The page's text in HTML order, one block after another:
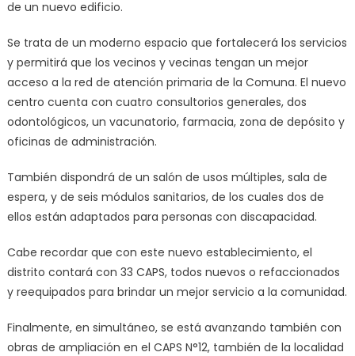
de un nuevo edificio.
Se trata de un moderno espacio que fortalecerá los servicios
y permitirá que los vecinos y vecinas tengan un mejor
acceso a la red de atención primaria de la Comuna. El nuevo
centro cuenta con cuatro consultorios generales, dos
odontológicos, un vacunatorio, farmacia, zona de depósito y
oficinas de administración.
También dispondrá de un salón de usos múltiples, sala de
espera, y de seis módulos sanitarios, de los cuales dos de
ellos están adaptados para personas con discapacidad.
Cabe recordar que con este nuevo establecimiento, el
distrito contará con 33 CAPS, todos nuevos o refaccionados
y reequipados para brindar un mejor servicio a la comunidad.
Finalmente, en simultáneo, se está avanzando también con
obras de ampliación en el CAPS N°12, también de la localidad